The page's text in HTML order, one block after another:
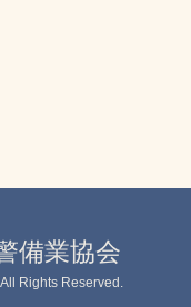
備業協会
Rights Reserved.